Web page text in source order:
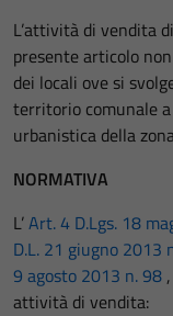
L’attività di vendita
presente articolo
dei locali ove si
territorio comunale
urbanistica della
NORMATIVA
L’Art. 4 D.Lgs. 18
D.L. 21 giugno 2013
9 agosto 2013 n. 98
attività di vendita: